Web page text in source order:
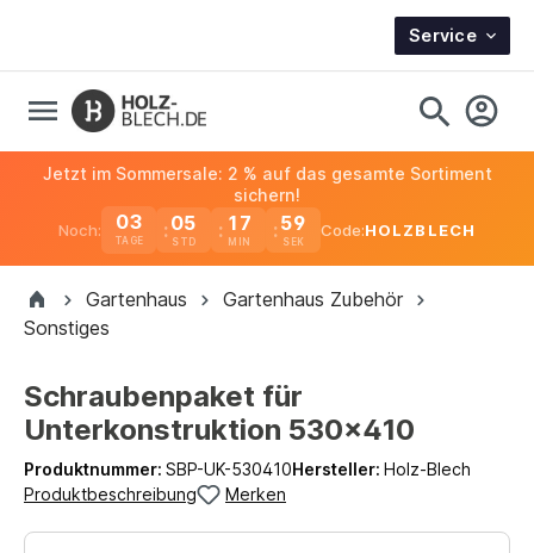
Service
Noch: 03
TAGE
05 17 58
Jetzt im Sommersale: 2 % auf das gesamte Sortiment
sichern!
Code:HOLZBLECH
Gartenhaus
Gartenhaus Zubehör
Sonstiges
Schraubenpaket für
Unterkonstruktion 530x410
Produktnummer: SBP-UK-530410Hersteller: Holz-Blech
Produktbeschreibung
Merken